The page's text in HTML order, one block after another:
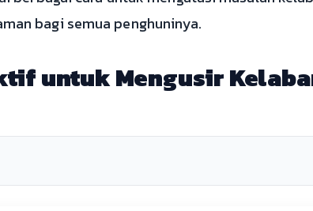
bagi semua penghuninya.
untuk Mengusir